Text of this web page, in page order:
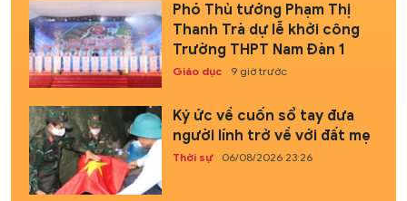
Phó Thủ tướng Phạm Thị
Thanh Trà dự lễ khởi công
Trường THPT Nam Đàn 1
Giáo dục 9 giờ trước
Ký ức về cuốn sổ tay đưa
người lính trở về với đất mẹ
Thời sự 06/08/2026 23:26